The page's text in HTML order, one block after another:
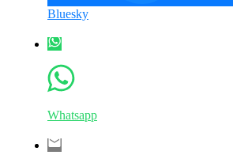
Bluesky
Whatsapp